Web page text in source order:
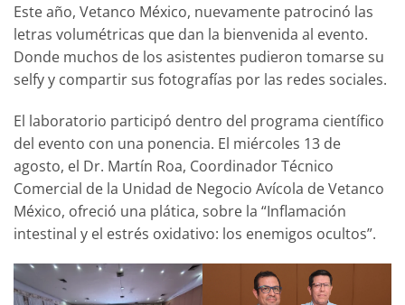
Este año, Vetanco México, nuevamente patrocinó las
letras volumétricas que dan la bienvenida al evento.
Donde muchos de los asistentes pudieron tomarse su
selfy y compartir sus fotografías por las redes sociales.
El laboratorio participó dentro del programa científico
del evento con una ponencia. El miércoles 13 de
agosto, el Dr. Martín Roa, Coordinador Técnico
Comercial de la Unidad de Negocio Avícola de Vetanco
México, ofreció una plática, sobre la “Inflamación
intestinal y el estrés oxidativo: los enemigos ocultos”.